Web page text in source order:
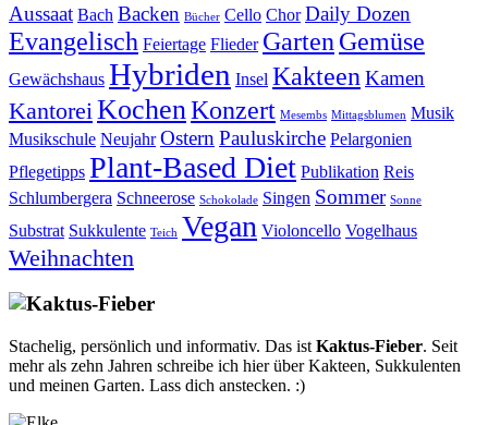
Aussaat Bach Backen Bücher Cello Chor Daily Dozen
Evangelisch Feiertage Flieder Garten Gemüse
Gewächshaus Hybriden Insel Kakteen Kamen
Kantorei KochenKonzert Mesembs Mittagsblumen Musik
Musikschule Neujahr Ostern Pauluskirche Pelargonien
Pflegetipps Plant-Based Diet Publikation Reis
Schlumbergera Schneerose Schokolade Singen Sommer Sonne
Substrat Sukkulente Teich Vegan Violoncello Vogelhaus
Weihnachten
Stachelig, persönlich und informativ. Das ist Kaktus-Fieber. Seit
mehr als zehn Jahren schreibe ich hier über Kakteen, Sukkulenten
und meinen Garten. Lass dich anstecken. :)